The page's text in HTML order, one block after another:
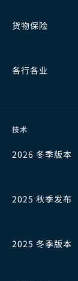
货物保险
各行各业
技术
2026 冬季版本
2025 秋季发布
2025 冬季版本